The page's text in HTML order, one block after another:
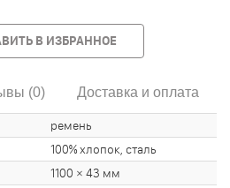
В ИЗБРАННОЕ
(0) Доставка и оплата
ремень
100% хлопок, сталь
1100 × 43 мм